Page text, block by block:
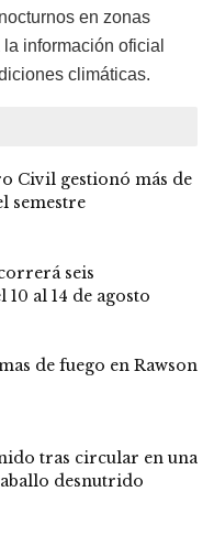
en zonas
información oficial
climáticas.
Civil gestionó más de
semestre
seis
al 14 de agosto
de fuego en Rawson
tras circular en una
desnutrido